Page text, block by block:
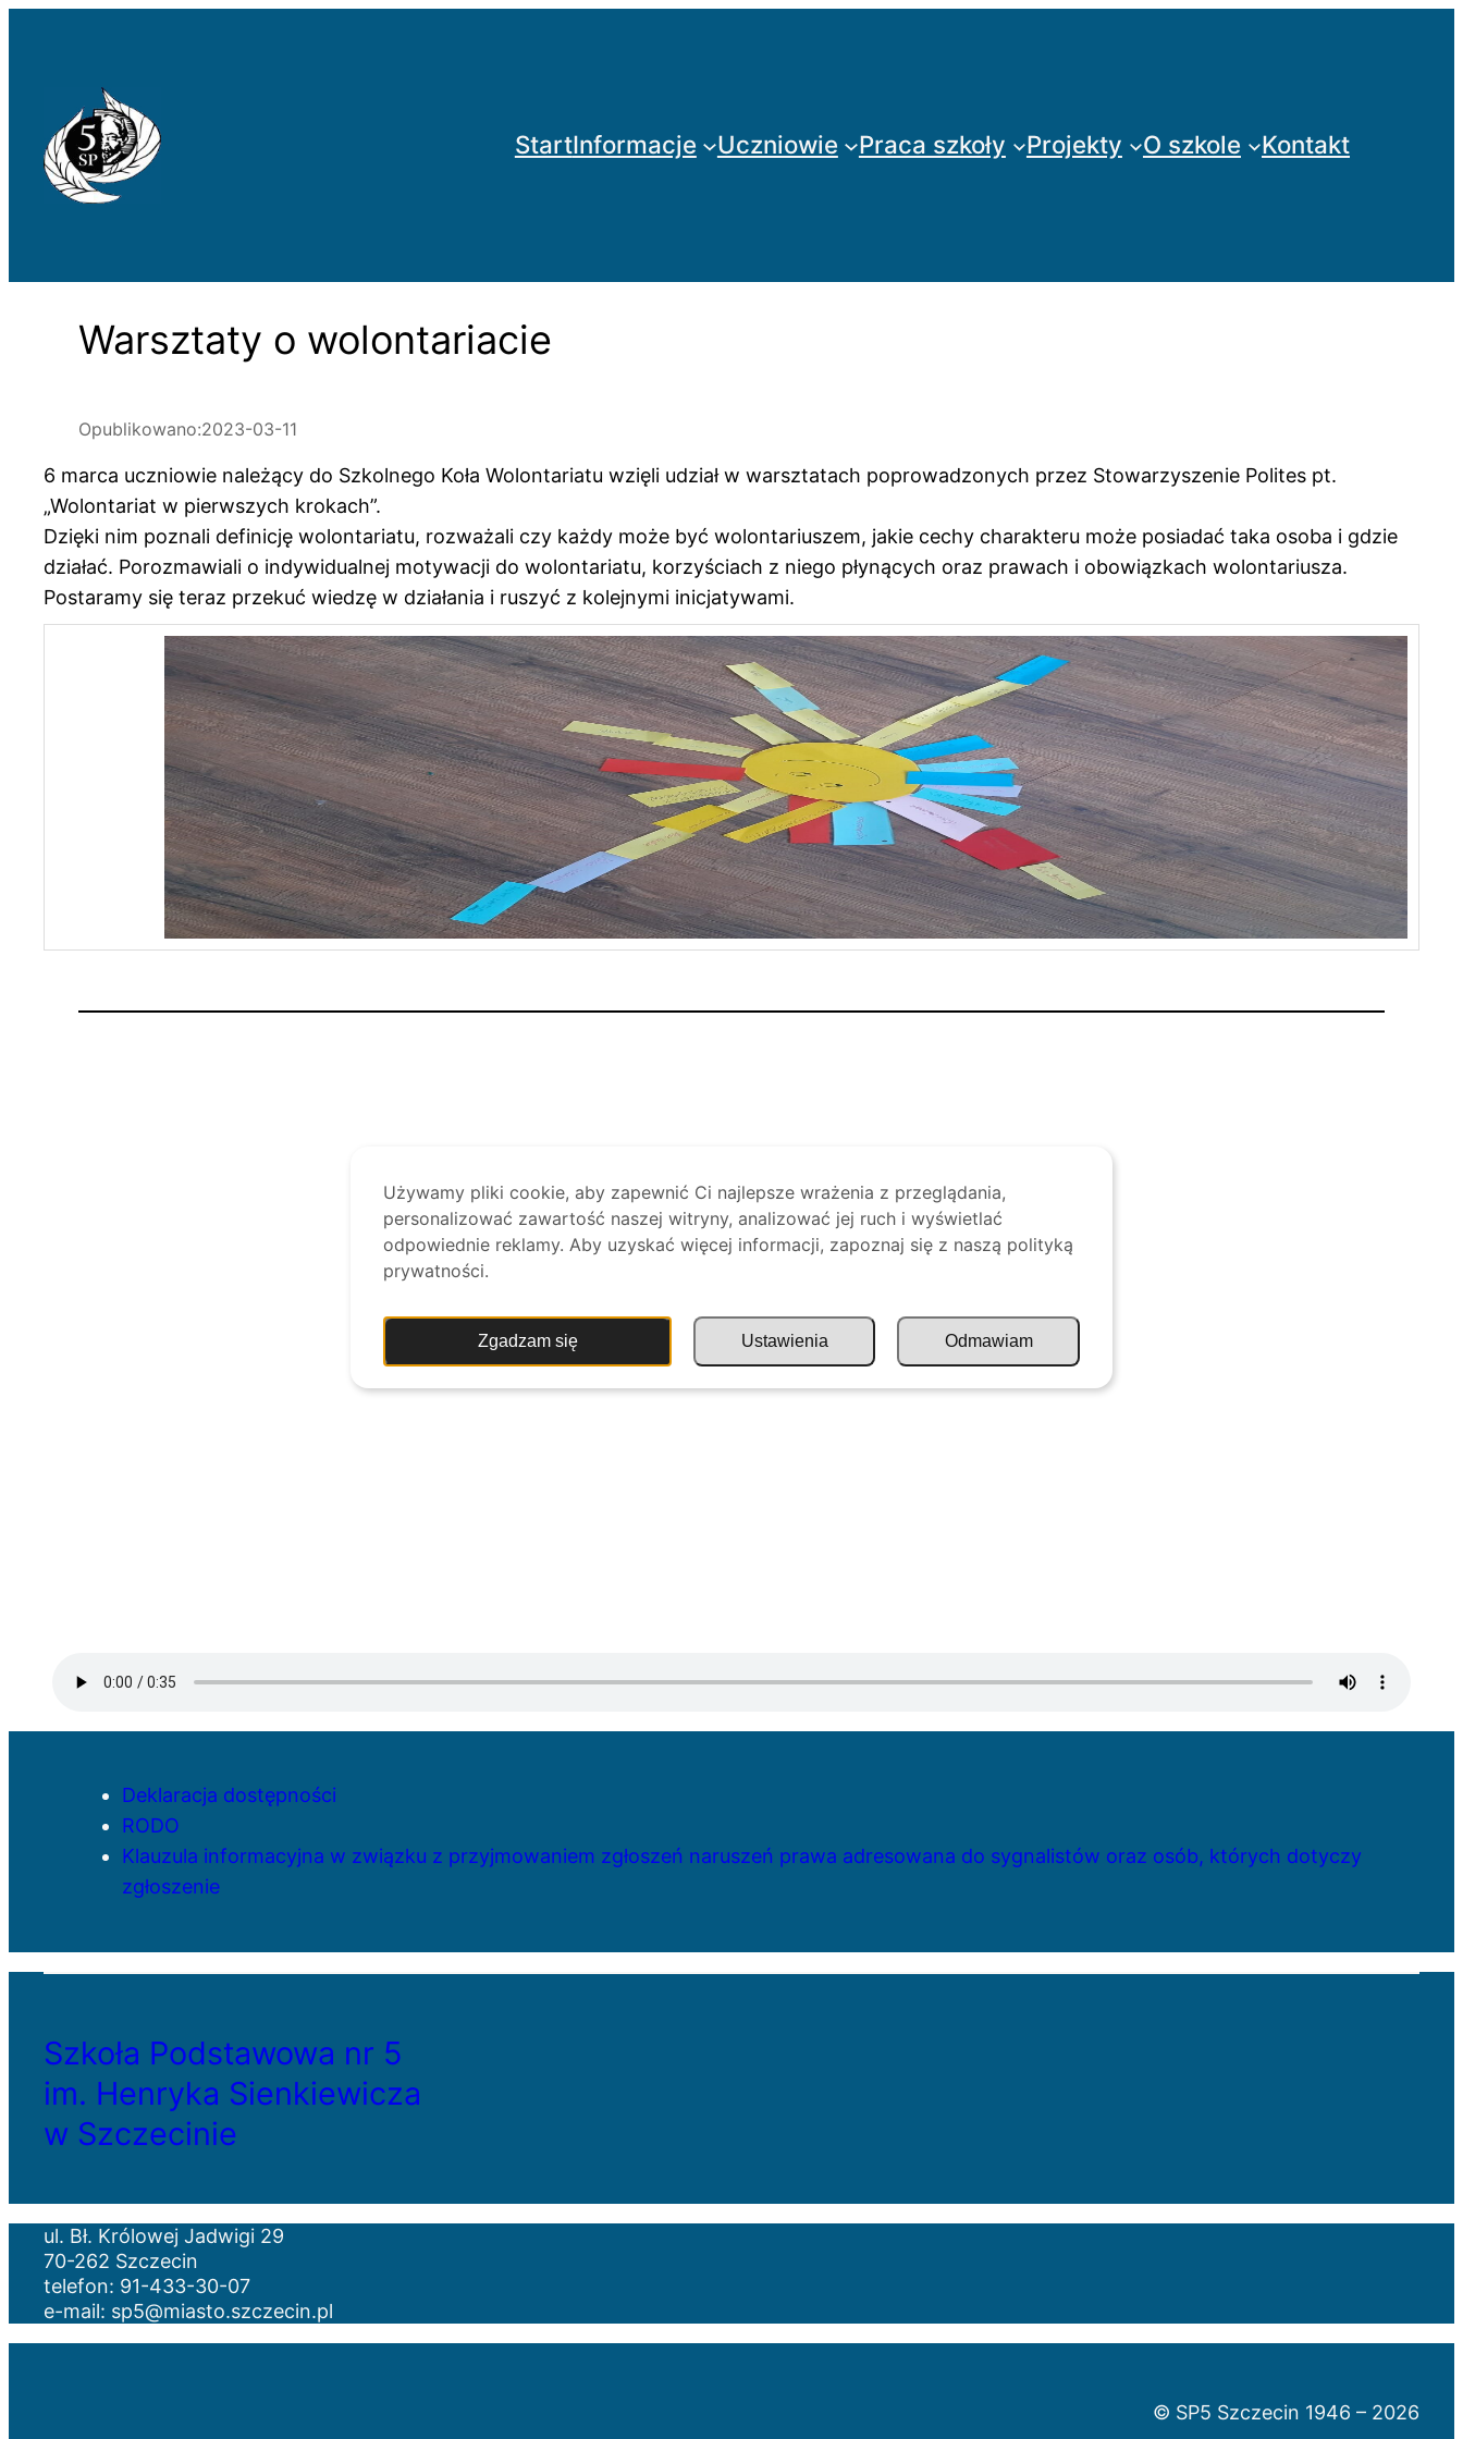
StartInformacje Uczniowie Praca szkoły Projekty O szkole Kontakt
Warsztaty o wolontariacie
Opublikowano:2023-03-11
6 marca uczniowie należący do Szkolnego Koła Wolontariatu wzięli udział w warsztatach poprowadzonych przez Stowarzyszenie Polites pt.
„Wolontariat w pierwszych krokach”.
Dzięki nim poznali definicję wolontariatu, rozważali czy każdy może być wolontariuszem, jakie cechy charakteru może posiadać taka osoba i gdzie
działać. Porozmawiali o indywidualnej motywacji do wolontariatu, korzyściach z niego płynących oraz prawach i obowiązkach wolontariusza.
Postaramy się teraz przekuć wiedzę w działania i ruszyć z kolejnymi inicjatywami.
Deklaracja dostępności
RODO
Klauzula informacyjna w związku z przyjmowaniem zgłoszeń naruszeń prawa adresowana do sygnalistów oraz osób, których dotyczy
zgłoszenie
Szkoła Podstawowa nr 5
im. Henryka Sienkiewicza
w Szczecinie
ul. Bł. Królowej Jadwigi 29
70-262 Szczecin
telefon: 91-433-30-07
e-mail: sp5@miasto.szczecin.pl
© SP5 Szczecin 1946 – 2026
Używamy pliki cookie, aby zapewnić Ci najlepsze wrażenia z przeglądania,
personalizować zawartość naszej witryny, analizować jej ruch i wyświetlać
odpowiednie reklamy. Aby uzyskać więcej informacji, zapoznaj się z naszą polityką
prywatności.
Zgadzam się Ustawienia Odmawiam